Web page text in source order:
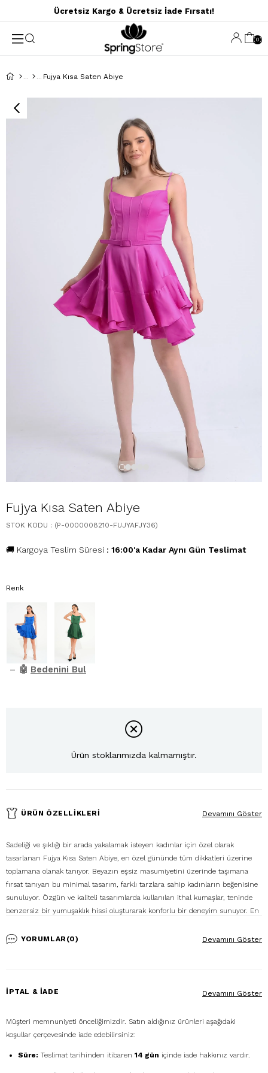
Ücretsiz Kargo & Ücretsiz İade Fırsatı!
0
Fujya Kısa Saten Abiye
Fujya Kısa Saten Abiye
STOK KODU (P-0000008210-FUJYAFJY36)
🚚 Kargoya Teslim Süresi : 16:00'a Kadar Aynı Gün Teslimat
Renk
– 🤖 Bedenini Bul
Ürün stoklarımızda kalmamıştır.
ÜRÜN ÖZELLIKLERI
Sadeliği ve şıklığı bir arada yakalamak isteyen kadınlar için özel olarak
tasarlanan Fujya Kısa Saten Abiye, en özel gününde tüm dikkatleri üzerine
toplamana olanak tanıyor. Beyazın eşsiz masumiyetini üzerinde taşımana
fırsat tanıyan bu minimal tasarım, farklı tarzlara sahip kadınların beğenisine
sunuluyor. Özgün ve kaliteli tasarımlarda kullanılan ithal kumaşlar, teninde
benzersiz bir yumuşaklık hissi oluşturarak konforlu bir deneyim sunuyor. En
hem şıklığı bir arada yakalayabilirsin. Öz güvenini doruklara taşıyacak olan bu
%100 Saten
Modelin Ölçüleri: Boy: 1.73, Kg: 55, Göğüs: 89, Bel: 64, Basen: 93
Numune Bedeni: 38
Devamını Göster
YORUMLAR(0) Devamını Göster
İPTAL & İADE
Müşteri memnuniyeti önceliğimizdir. Satın aldığınız ürünleri aşağıdaki
koşullar çerçevesinde iade edebilirsiniz:
Süre: Teslimat tarihinden itibaren 14 gün içinde iade hakkınız vardır.
Devamını Göster